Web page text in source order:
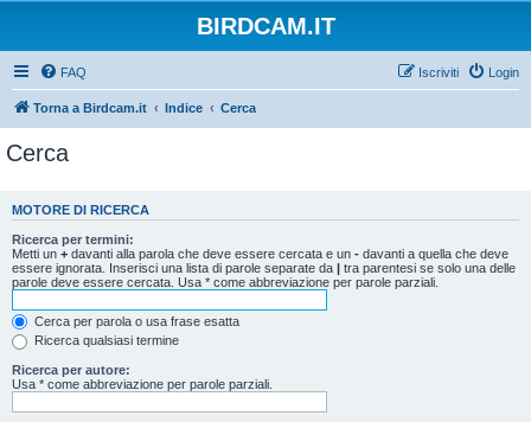
BIRDCAM.IT
FAQ Login
Iscriviti
Torna a Birdcam.it Indice Cerca
Cerca
MOTORE DI RICERCA
Ricerca per termini:
Metti un + davanti alla parola che deve essere cercata e un - davanti a quella che deve
essere ignorata. Inserisci una lista di parole separate da | tra parentesi se solo una delle
parole deve essere cercata. Usa * come abbreviazione per parole parziali.
Cerca per parola o usa frase esatta
Ricerca qualsiasi termine
Ricerca per autore:
Usa * come abbreviazione per parole parziali.